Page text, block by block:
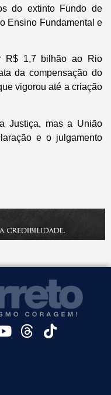
do extinto Fundo de
Ensino Fundamental e
R$ 1,7 bilhão ao Rio
da compensação do
vigorou até a criação
Justiça, mas a União
e o julgamento